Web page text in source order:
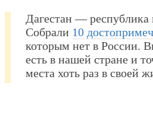
Дагестан — республика
Собрали 10
которым нет в России.
есть в нашей стране и
места хоть раз в своей